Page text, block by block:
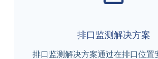
排口监测解决方案
排口监测解决方案通过在排口位置